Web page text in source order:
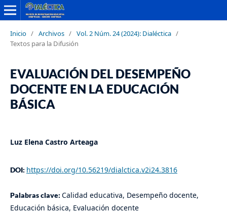
Inicio / Archivos / Vol. 2 Núm. 24 (2024): Dialéctica /
Textos para la Difusión
EVALUACIÓN DEL DESEMPEÑO
DOCENTE EN LA EDUCACIÓN
BÁSICA
Luz Elena Castro Arteaga
DOI: https://doi.org/10.56219/dialctica.v2i24.3816
Palabras clave: Calidad educativa, Desempeño docente,
Educación básica, Evaluación docente